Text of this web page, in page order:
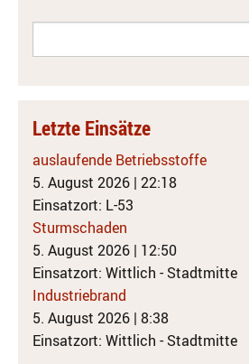
Letzte Einsätze
auslaufende Betriebsstoffe
5. August 2026 | 22:18
Einsatzort: L-53
Sturmschaden
5. August 2026 | 12:50
Einsatzort: Wittlich - Stadtmitte
Industriebrand
5. August 2026 | 8:38
Einsatzort: Wittlich - Stadtmitte